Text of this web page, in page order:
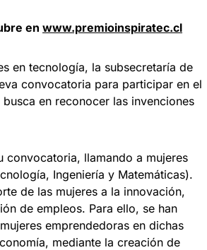
en www.premioinspiratec.cl
en tecnología, la subsecretaría de
convocatoria para participar en el
en reconocer las invenciones
convocatoria, llamando a mujeres
Ingeniería y Matemáticas).
de las mujeres a la innovación,
de empleos. Para ello, se han
emprendedoras en dichas
mediante la creación de